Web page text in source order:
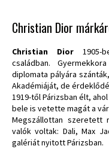
Christian Dior
Christian Dior 1905-
családban.
diplomata pályára
Akadémiáját, de
1919-től Párizsban élt,
bele is vetette magát a
Megszállottan szeretett
valók voltak: Dali, Max
galériát nyitott Párizsban.